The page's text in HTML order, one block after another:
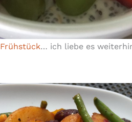
Frühstück… ich liebe es